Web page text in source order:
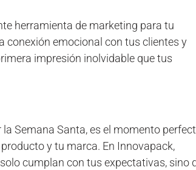
herramienta de marketing para tu
conexión emocional con tus clientes y
impresión inolvidable que tus
Semana Santa, es el momento
y tu marca. En Innovapack,
cumplan con tus expectativas, sino